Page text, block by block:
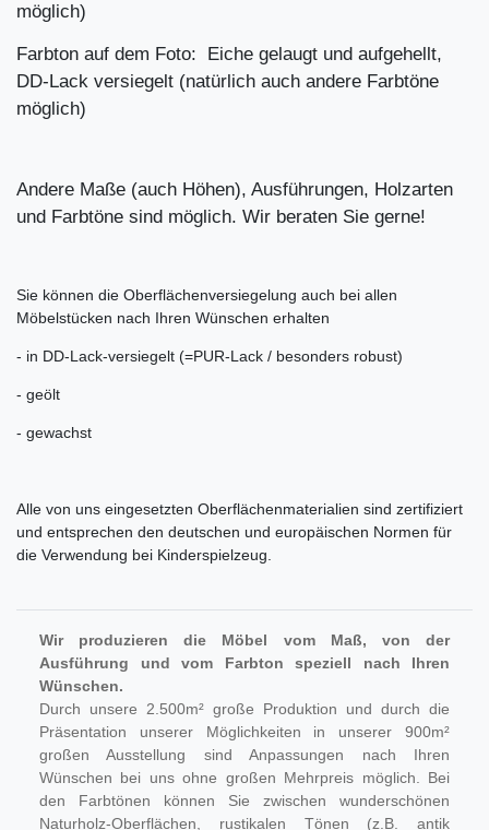
möglich)
Farbton auf dem Foto: Eiche gelaugt und aufgehellt,
DD-Lack versiegelt (natürlich auch andere Farbtöne
möglich)
Andere Maße (auch Höhen), Ausführungen, Holzarten
und Farbtöne sind möglich. Wir beraten Sie gerne!
Sie können die Oberflächenversiegelung auch bei allen
Möbelstücken nach Ihren Wünschen erhalten
- in DD-Lack-versiegelt (=PUR-Lack / besonders robust)
- geölt
- gewachst
Alle von uns eingesetzten Oberflächenmaterialien sind zertifiziert
und entsprechen den deutschen und europäischen Normen für
die Verwendung bei Kinderspielzeug.
Wir produzieren die Möbel vom Maß, von der
Ausführung und vom Farbton speziell nach Ihren
Wünschen.
Durch unsere 2.500m² große Produktion und durch die
Präsentation unserer Möglichkeiten in unserer 900m²
großen Ausstellung sind Anpassungen nach Ihren
Wünschen bei uns ohne großen Mehrpreis möglich. Bei
den Farbtönen können Sie zwischen wunderschönen
Naturholz-Oberflächen, rustikalen Tönen (z.B. antik